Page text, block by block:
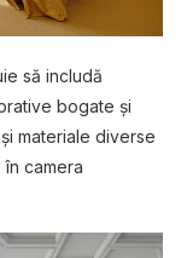
să includă
bogate și
materiale diverse
camera